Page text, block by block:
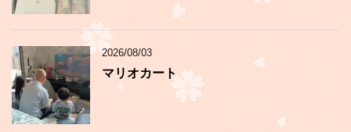
2026/08/03
マリオカート